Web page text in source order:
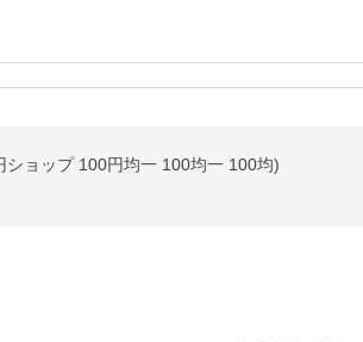
ョップ 100円均一 100均一 100均)